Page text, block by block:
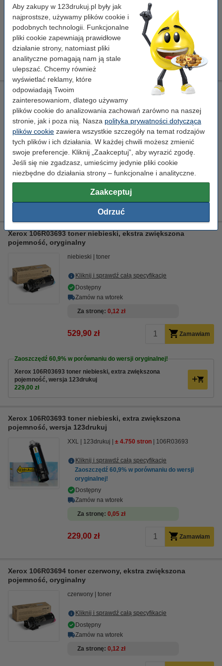
Aby zakupy w 123drukuj.pl były jak
najprostsze, używamy plików cookie i
podobnych technologii. Funkcjonalne
pliki cookie zapewniają prawidłowe
działanie strony, natomiast pliki
analityczne pomagają nam ją stale
ulepszać. Chcemy również
wyświetlać reklamy, które
odpowiadają Twoim
zainteresowaniom, dlatego używamy
plików cookie do analizowania zachowań zarówno na naszej
stronie, jak i poza nią. Nasza polityka prywatności dotycząca
plików cookie zawiera wszystkie szczegóły na temat rodzajów
tych plików i ich działania. W każdej chwili możesz zmienić
swoje preferencje. Kliknij „Zaakceptuj”, aby wyrazić zgodę.
Jeśli się nie zgadzasz, umieścimy jedynie pliki cookie
niezbędne do działania strony – funkcjonalne i analityczne.
Zaakceptuj
Odrzuć
Kliknij i sprawdź całą specyfikacje
Za stronę 0,23 zł
549,00 zł Zamawiam
Chwilowy brak towaru
Xerox 106R03487 toner żółty, zwiększona pojemność, wersja
123drukuj
Kliknij i sprawdź całą specyfikacje
Zaoszczędź68,4%w porównaniu do wersji
oryginalnej!
Za stronę 0,07 zł
199,00 zł
Chwilowy brak towaru
Xerox 106R03693 toner niebieski, ekstra zwiększona
pojemność, oryginalny
niebieski toner
Kliknij i sprawdź całą specyfikacje
Dostępny
Zamów na wtorek
Za stronę 0,12 zł
529,90 zł Zamawiam
Zaoszczędź 60,9% w porównaniu do wersji oryginalnej!
Xerox 106R03693 toner niebieski, extra zwiększona
pojemność, wersja 123drukuj
229,00 zł
Xerox 106R03693 toner niebieski, extra zwiększona
pojemność, wersja 123drukuj
XXL 123drukuj ± 4.750 stron 106R03693
Kliknij i sprawdź całą specyfikacje
Zaoszczędź 60,9% w porównaniu do wersji
oryginalnej!
Dostępny
Zamów na wtorek
Za stronę 0,05 zł
229,00 zł Zamawiam
Xerox 106R03694 toner czerwony, ekstra zwiększona
pojemność, oryginalny
czerwony toner
Kliknij i sprawdź całą specyfikacje
Dostępny
Zamów na wtorek
Za stronę 0,12 zł